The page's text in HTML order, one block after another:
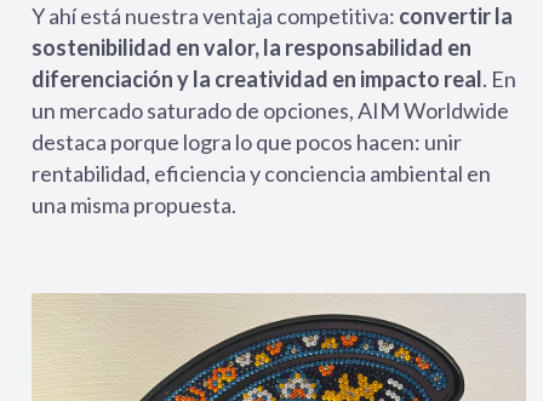
Y ahí está nuestra ventaja competitiva: convertir la
sostenibilidad en valor, la responsabilidad en
diferenciación y la creatividad en impacto real. En
un mercado saturado de opciones, AIM Worldwide
destaca porque logra lo que pocos hacen: unir
rentabilidad, eficiencia y conciencia ambiental en
una misma propuesta.